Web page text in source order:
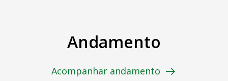
Andamento
Acompanhar andamento